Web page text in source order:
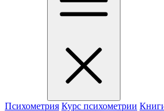
Психометрия Курс психометрии